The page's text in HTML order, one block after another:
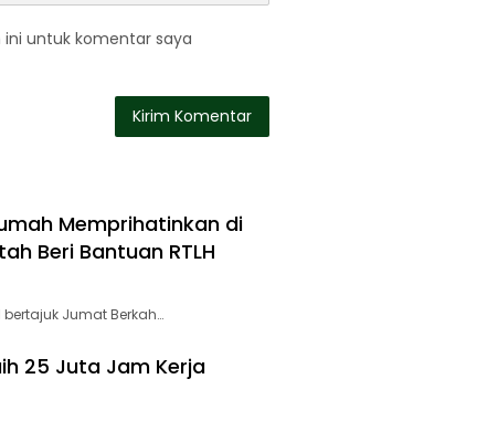
untuk komentar saya
Memprihatinkan di
Beri Bantuan RTLH
Jumat Berkah…
25 Juta Jam Kerja